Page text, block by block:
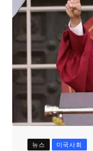
뉴스 미국사회